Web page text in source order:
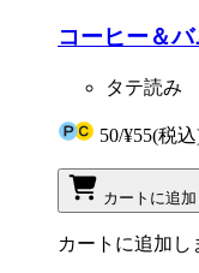
コーヒー＆
タテ読み
50/¥55(税
カートに追加
カートに追加し